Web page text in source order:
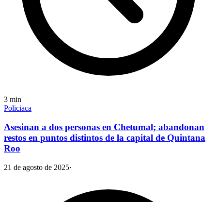
3 min
Policiaca
Asesinan a dos personas en Chetumal; abandonan
restos en puntos distintos de la capital de Quintana
Roo
21 de agosto de 2025·